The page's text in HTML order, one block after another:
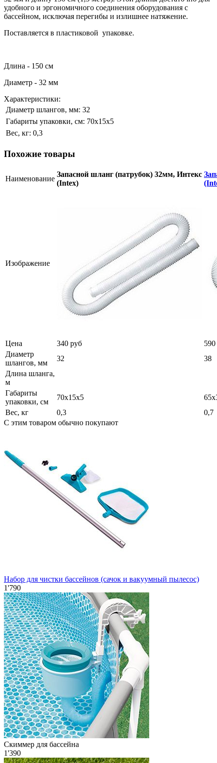
удобного и эргономичного соединения оборудования с
бассейном, исключая перегибы и излишнее натяжение.
Поставляется в пластиковой упаковке.
Длина - 150 см
Диаметр - 32 мм
Характеристики:
Диаметр шлангов, мм: 32
Габариты упаковки, см: 70х15х5
Вес, кг: 0,3
Похожие товары
Наименование
Запасной шланг (патрубок) 32мм, Интекс
(Intex)
Изображение
Цена 340 руб
Диаметр
шлангов, мм
32
38
Длина шланга,
м
Габариты
упаковки, см
70х15х5
Вес, кг
0,3
0,7
С этим товаром обычно покупают
Набор для чистки бассейнов (сачок и вакуумный пылесос)
1'790
Скиммер для бассейна
1'390